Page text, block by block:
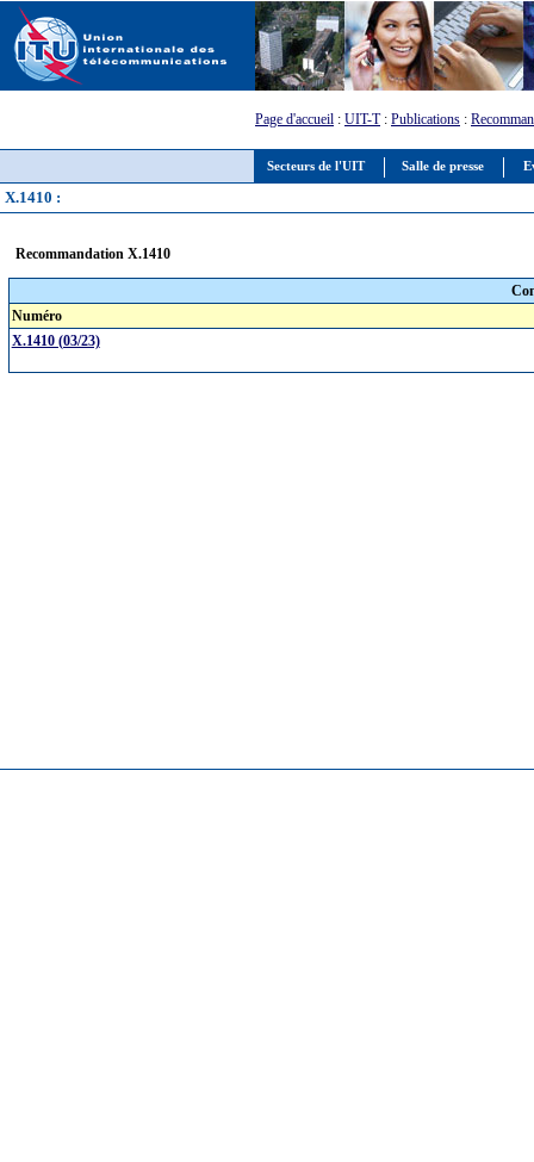
Secteurs de l'UIT Salle de presse
Page d'accueil : UIT-T: Publications :
X.1410 :
Recommandation X.1410
Numéro
X.1410 (03/23)